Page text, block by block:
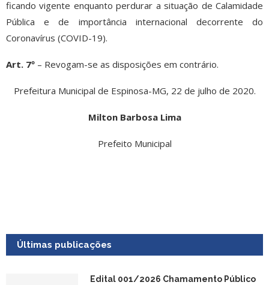
ficando vigente enquanto perdurar a situação de Calamidade
Pública e de importância internacional decorrente do
Coronavírus (COVID-19).
Art. 7º – Revogam-se as disposições em contrário.
Prefeitura Municipal de Espinosa-MG, 22 de julho de 2020.
Milton Barbosa Lima
Prefeito Municipal
Últimas publicações
Edital 001/2026 Chamamento Público